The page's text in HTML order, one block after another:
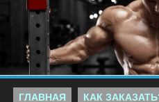
ГЛАВНАЯ КАК